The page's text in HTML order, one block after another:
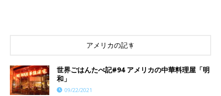
アメリカの記事
世界ごはんたべ記#94 アメリカの中華料理屋「明
和」
09/22/2021